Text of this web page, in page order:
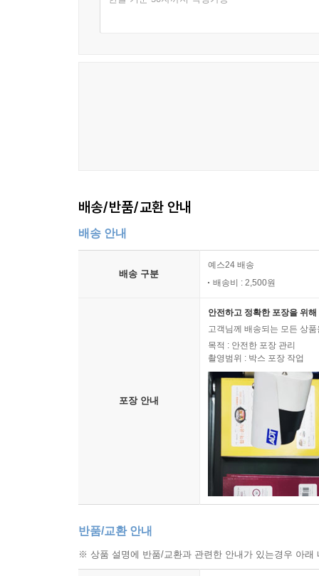
배송/반품/교환 안내
배송 안내
배송 구분
예스24 배송
배송비 : 2,500원
포장 안내
안전하고 정확한 포장을 위
고객님께 배송되는 모든 상
목적 : 안전한 포장 관리
촬영범위 : 박스 포장 작업
반품/교환 안내
※ 상품 설명에 반품/교환과 관련한 안내가 있는경우 아